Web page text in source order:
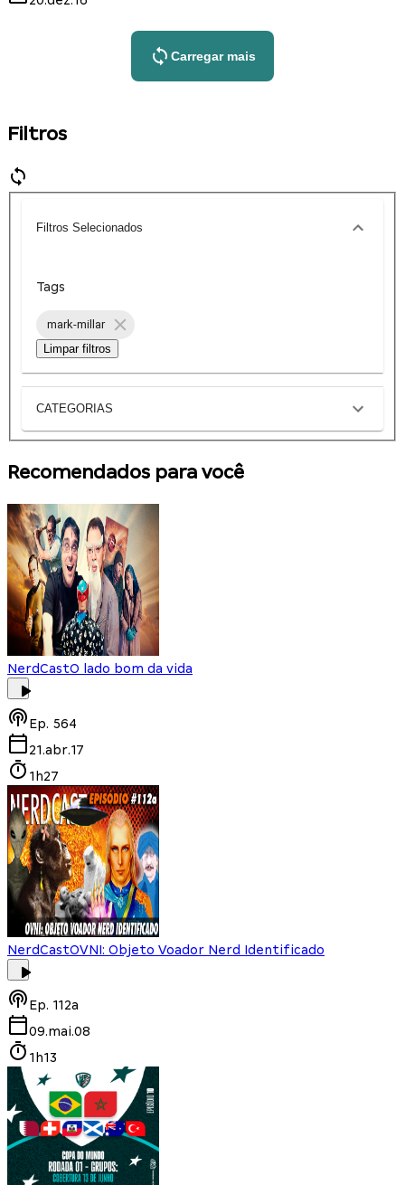
Carregar mais
Filtros
Filtros Selecionados
Tags
mark-millar
Limpar filtros
CATEGORIAS
Recomendados para você
NerdCastO lado bom da vida
Ep. 564
21.abr.17
1h27
NerdCastOVNI: Objeto Voador Nerd Identificado
Ep. 112a
09.mai.08
1h13